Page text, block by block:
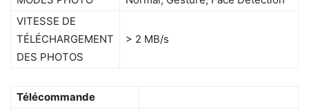
VITESSE DE
TÉLÉCHARGEMENT
DES PHOTOS
> 2 MB/s
Télécommande